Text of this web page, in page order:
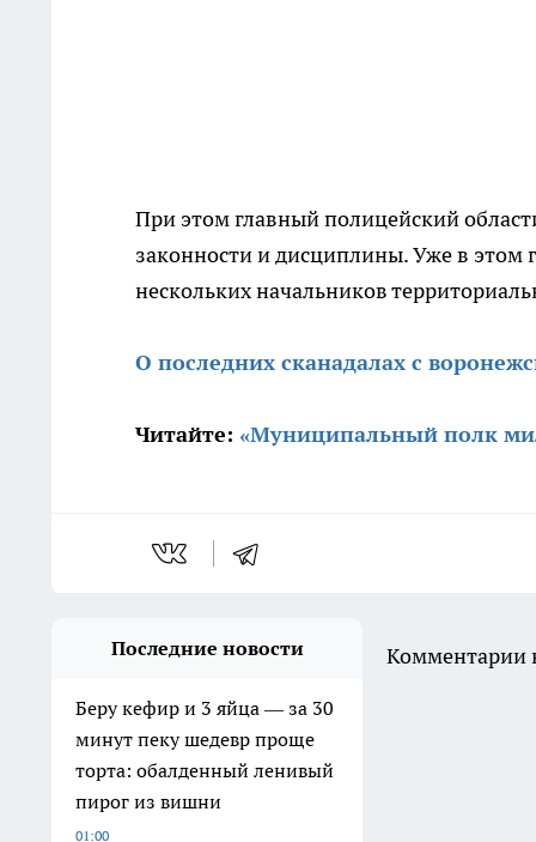
При этом главный полицейский
законности и дисциплины. Уже в этом
нескольких начальников
О последних сканадалах с
Читайте: «Муниципальный полк
Последние новости
Беру кефир и 3 яйца — за 30
минут пеку шедевр проще
торта: обалденный ленивый
пирог из вишни
01:00
Комментарии